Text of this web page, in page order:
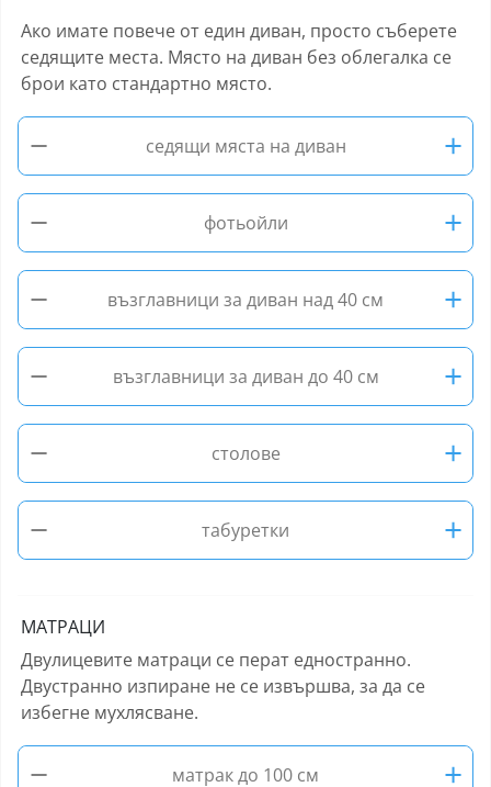
Ако имате повече от един диван, просто съберете
седящите места. Място на диван без облегалка се
брои като стандартно място.
− седящи мяста на диван
+
−
фотьойли
+
−
възглавници за диван над 40 см
+
−
възглавници за диван до 40 см
+
−
столове
+
−
табуретки +
МАТРАЦИ
Двулицевите матраци се перат едностранно.
Двустранно изпиране не се извършва, за да се
избегне мухлясване.
− матрак до 100 см
+